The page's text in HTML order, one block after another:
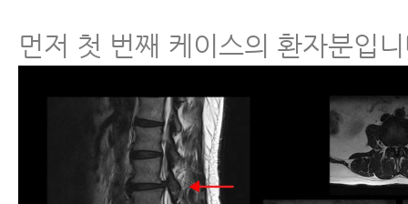
먼저 첫 번째 케이스의 환자분입